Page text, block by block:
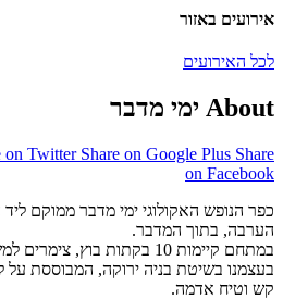
אירועים באזור
לכל האירועים
About ימי מדבר
on Twitter Share on Google Plus Share
on Facebook
כפר הנופש האקולוגי ימי מדבר ממוקם
הערבה, בתוך המדבר.
במתחם קיימות 10 בקתות בוץ,
בעצמנו בשיטת בניה ירוקה, המבוססת
קש וטיח אדמה.